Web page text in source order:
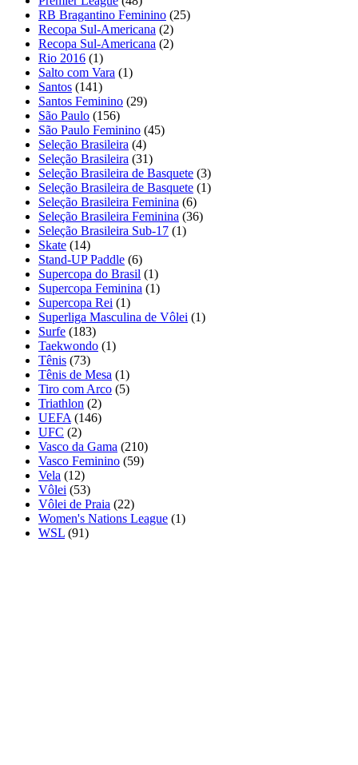
RB Bragantino Feminino (25)
Recopa Sul-Americana (2)
Recopa Sul-Americana (2)
Rio 2016 (1)
Salto com Vara (1)
Santos (141)
Santos Feminino (29)
São Paulo (156)
São Paulo Feminino (45)
Seleção Brasileira (4)
Seleção Brasileira (31)
Seleção Brasileira de Basquete (3)
Seleção Brasileira de Basquete (1)
Seleção Brasileira Feminina (6)
Seleção Brasileira Feminina (36)
Seleção Brasileira Sub-17 (1)
Skate (14)
Stand-UP Paddle (6)
Supercopa do Brasil (1)
Supercopa Feminina (1)
Supercopa Rei (1)
Superliga Masculina de Vôlei (1)
Surfe (183)
Taekwondo (1)
Tênis (73)
Tênis de Mesa (1)
Tiro com Arco (5)
Triathlon (2)
UEFA (146)
UFC (2)
Vasco da Gama (210)
Vasco Feminino (59)
Vela (12)
Vôlei (53)
Vôlei de Praia (22)
Women's Nations League (1)
WSL (91)